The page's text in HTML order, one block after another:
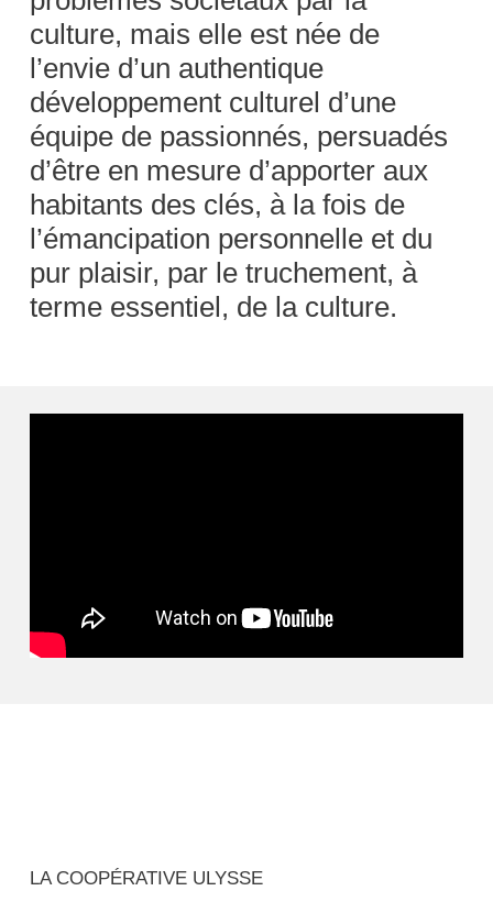
culture, mais elle est née de
l’envie d’un authentique
développement culturel d’une
équipe de passionnés, persuadés
d’être en mesure d’apporter aux
habitants des clés, à la fois de
l’émancipation personnelle et du
pur plaisir, par le truchement, à
terme essentiel, de la culture.
LA COOPÉRATIVE ULYSSE